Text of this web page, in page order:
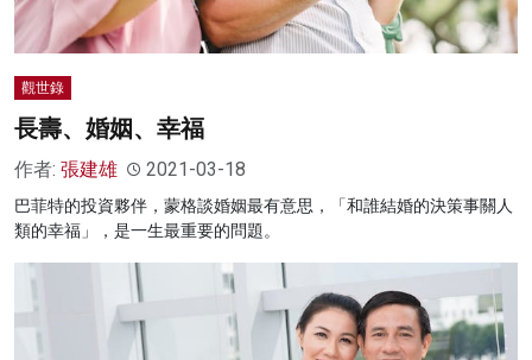
觀世錄
長壽、婚姻、幸福
作者: 張建雄 2021-03-18
巴菲特的投資夥伴，蒙格談婚姻最有意思，「和誰結婚的決策事關人
類的幸福」，是一生最重要的問題。